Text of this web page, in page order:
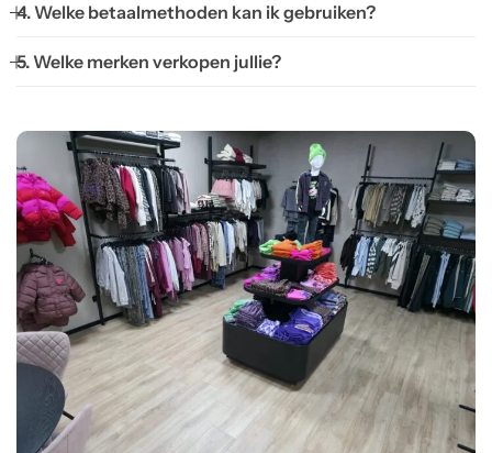
4. Welke betaalmethoden kan ik gebruiken?
5. Welke merken verkopen jullie?